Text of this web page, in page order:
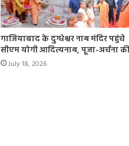
गाजियाबाद के दुग्धेश्वर नाथ मंदिर पहुंचे
सीएम योगी आदित्यनाथ, पूजा-अर्चना
July 18, 2026